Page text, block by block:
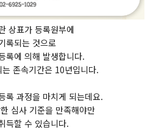
상표가 등록원부에
록되는 것으로
록에 의해 발생합니다.
존속기간은 10년입니다.
록 과정을 마치게 되는데요.
심사 기준을 만족해야만
득할 수 있습니다.